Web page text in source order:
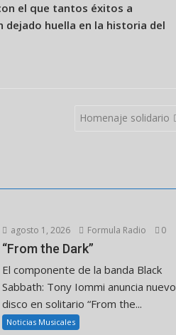
el que tantos éxitos a
dejado huella en la historia del
Homenaje solidario
agosto 1, 2026 Formula Radio 0
“From the Dark”
El componente de la banda Black
Sabbath: Tony Iommi anuncia nuevo
disco en solitario “From the...
Noticias Musicales